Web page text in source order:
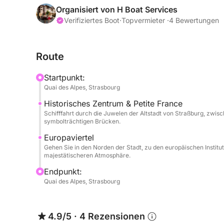
Während dieser Flussfahrt durchqueren Sie
einzigartige Ausblicke auf die Schätze der
Ästhetik. Das Boot besticht durch seine Vintage-
für einen romantischen Ausflug, einen Moment
mit Freunden. Optional können Sie Ihre
und Überraschungsbrot (45 €) verfeinern. Der
Straßburg neu zu entdecken.
Organisiert von H Boat Services
Verifiziertes Boot·Topvermieter ·4 Bewertungen
Route
Startpunkt:
Quai des Alpes, Strasbourg
Historisches Zentrum & Petite France
Schifffahrt durch die Juwelen der Altstadt von Straßburg,
symbolträchtigen Brücken.
Europaviertel
Gehen Sie in den Norden der Stadt, zu den europäischen
majestätischeren Atmosphäre.
Endpunkt:
Quai des Alpes, Strasbourg
4.9/5 · 4 Rezensionen